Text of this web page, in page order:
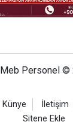
Meb Personel ©
Künye İletişim
Sitene Ekle